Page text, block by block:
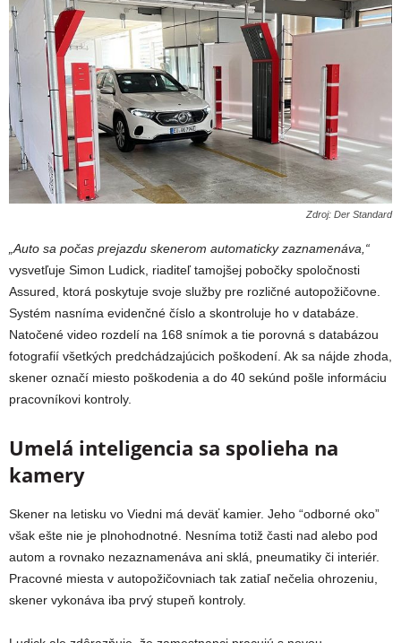
Zdroj: Der Standard
„Auto sa počas prejazdu skenerom automaticky zaznamenáva,“
vysvetľuje Simon Ludick, riaditeľ tamojšej pobočky spoločnosti
Assured, ktorá poskytuje svoje služby pre rozličné autopožičovne.
Systém nasníma evidenčné číslo a skontroluje ho v databáze.
Natočené video rozdelí na 168 snímok a tie porovná s databázou
fotografií všetkých predchádzajúcich poškodení. Ak sa nájde zhoda,
skener označí miesto poškodenia a do 40 sekúnd pošle informáciu
pracovníkovi kontroly.
Umelá inteligencia sa spolieha na
kamery
Skener na letisku vo Viedni má deväť kamier. Jeho “odborné oko”
však ešte nie je plnohodnotné. Nesníma totiž časti nad alebo pod
autom a rovnako nezaznamenáva ani sklá, pneumatiky či interiér.
Pracovné miesta v autopožičovniach tak zatiaľ nečelia ohrozeniu,
skener vykonáva iba prvý stupeň kontroly.